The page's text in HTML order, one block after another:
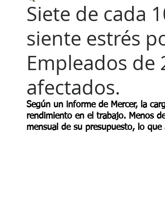
Productividad Inteligencia Artificial Fintech
Compensación Total Beneficios Diversidad
Siete de cada
siente estrés
Empleados de
afectados.
Según un informe de Mercer, la
rendimiento en el trabajo. Menos
mensual de su presupuesto, lo